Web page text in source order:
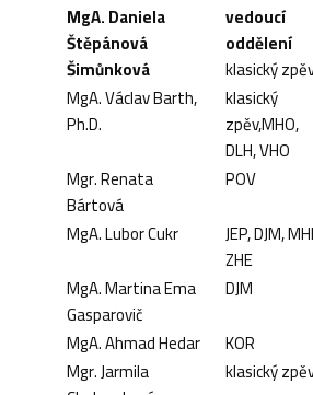
MgA. Daniela
Štěpánová
Šimůnková
vedoucí
oddělení
klasický
MgA. Václav Barth,
Ph.D.
klasický
zpěv,MHO,
DLH, VHO
Mgr. Renata
Bártová
POV
MgA. Lubor Cukr
JEP, DJM,
ZHE
MgA. Martina Ema
Gasparovič
DJM
MgA. Ahmad Hedar
KOR
Mgr. Jarmila
klasický